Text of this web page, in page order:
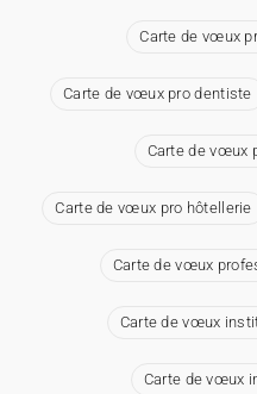
Carte de vœux
Carte de vœux pro dentiste
Carte de vœux
Carte de vœux pro hôtellerie
Carte de vœux
Carte de vœux
Carte de vœux